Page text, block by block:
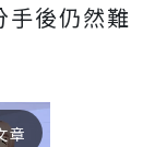
手後仍然難
章